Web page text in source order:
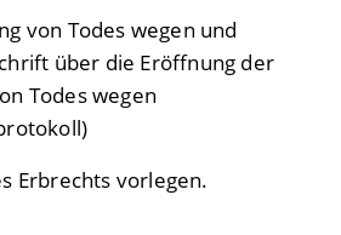
von Todes wegen und
über die Eröffnung der
Todes wegen
Erbrechts vorlegen.